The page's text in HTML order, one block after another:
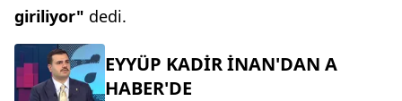
giriliyor" dedi.
EYYÜP KADİR İNAN'DAN A
HABER'DE